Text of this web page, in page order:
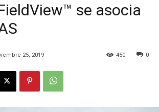
se asocia
25, 2019 0
450